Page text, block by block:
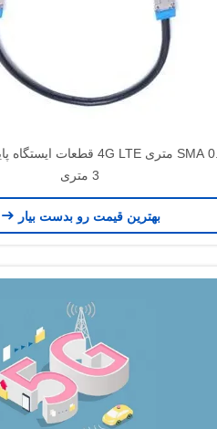
3 متری
بهترین قیمت رو بدست بیار